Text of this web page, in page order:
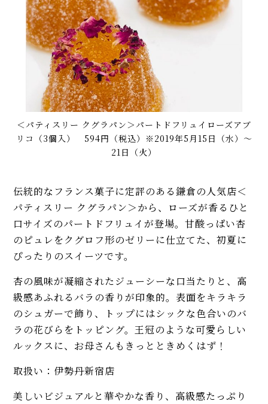
＜パティスリー クグラパン＞パートドフリュイローズアブ
リコ（3個入） 594円（税込）※2019年5月15日（水）～
21日（火）
伝統的なフランス菓子に定評のある鎌倉の人気店＜
パティスリー クグラパン＞から、ローズが香るひと
口サイズのパートドフリュイが登場。甘酸っぱい杏
のピュレをクグロフ形のゼリーに仕立てた、初夏に
ぴったりのスイーツです。
杏の風味が凝縮されたジューシーな口当たりと、高
級感あふれるバラの香りが印象的。表面をキラキラ
のシュガーで飾り、トップにはシックな色合いのバ
ラの花びらをトッピング。王冠のような可愛らしい
ルックスに、お母さんもきっとときめくはず！
取扱い：伊勢丹新宿店
美しいビジュアルと華やかな香り、高級感たっぷり